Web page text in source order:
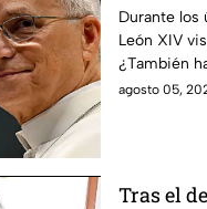
León
Durante los
León XIV
¿También
agosto 05,
Tras el